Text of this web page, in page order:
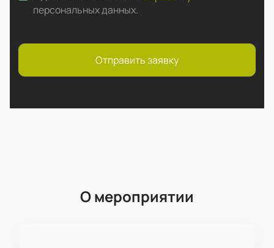
персональных данных.
Отправить заявку
О мероприятии